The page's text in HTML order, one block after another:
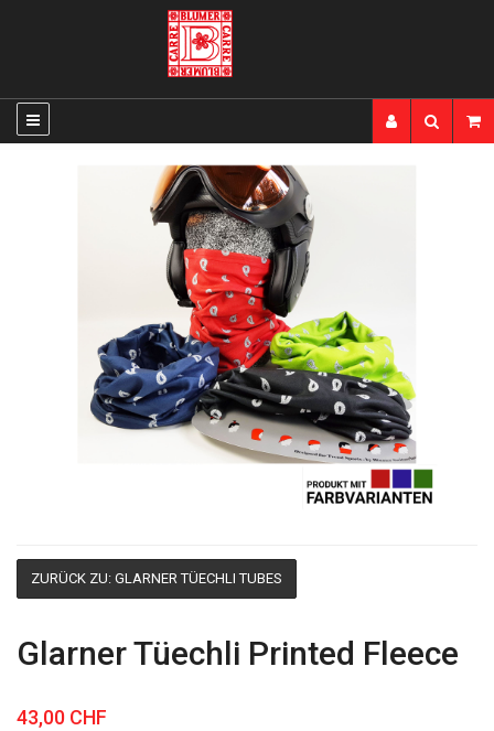
ZURÜCK ZU: GLARNER TÜECHLI TUBES
Glarner Tüechli Printed Fleece
43,00 CHF